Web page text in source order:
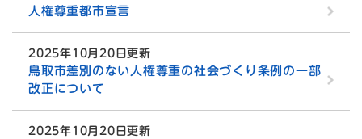
人権尊重都市宣言
2025年10月20日更新
鳥取市差別のない人権尊重の社会づくり条例の一部
改正について
2025年10月20日更新